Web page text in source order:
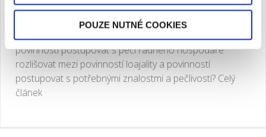
POUZE NUTNÉ COOKIES
společností jsou povinni postupovat s péčí řádného
hospodáře, tedy s nezbytnou loajalitou a potřebnými
znalostmi a pečlivostí. Je přesto vhodné nadále v rámci
povinnosti postupovat s péčí řádného hospodáře
rozlišovat mezi povinností loajality a povinností
postupovat s potřebnými znalostmi a pečlivostí? Celý
článek